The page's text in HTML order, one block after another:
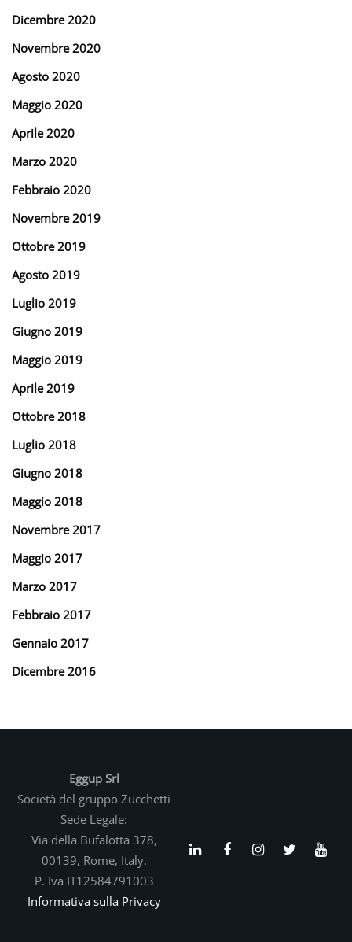
Dicembre 2020
Novembre 2020
Agosto 2020
Maggio 2020
Aprile 2020
Marzo 2020
Febbraio 2020
Novembre 2019
Ottobre 2019
Agosto 2019
Luglio 2019
Giugno 2019
Maggio 2019
Aprile 2019
Ottobre 2018
Luglio 2018
Giugno 2018
Maggio 2018
Novembre 2017
Maggio 2017
Marzo 2017
Febbraio 2017
Gennaio 2017
Dicembre 2016
Eggup Srl
Società del gruppo Zucchetti
Sede Legale:
Via della Bufalotta 378,
00139, Rome, Italy.
P. Iva IT12584791003
Informativa sulla Privacy